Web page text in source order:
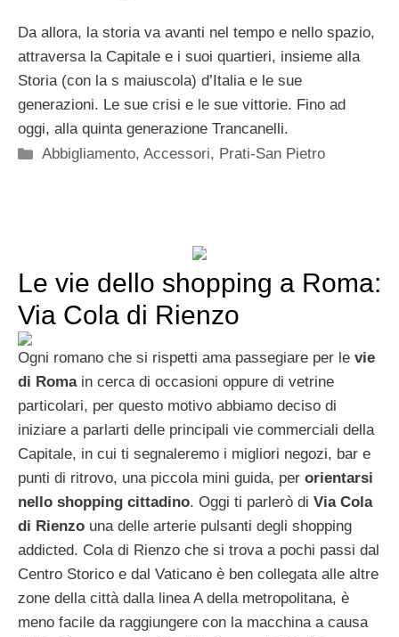
Da allora, la storia va avanti nel tempo e nello spazio,
attraversa la Capitale e i suoi quartieri, insieme alla
Storia (con la s maiuscola) d’Italia e le sue
generazioni. Le sue crisi e le sue vittorie. Fino ad
oggi, alla quinta generazione Trancanelli.
Categorie
Abbigliamento,Accessori, Prati-San Pietro
Le vie dello shopping a Roma:
Via Cola di Rienzo
Ogni romano che si rispetti ama passegiare per le vie
di Romain cerca di occasioni oppure di vetrine
particolari, per questo motivo abbiamo deciso di
iniziare a parlarti delle principali vie commerciali della
Capitale, in cui ti segnaleremo i migliori negozi, bar e
punti di ritrovo, una piccola mini guida, per orientarsi
nello shopping cittadino. Oggi ti parlerò di Via Cola
di Rienzo una delle arterie pulsanti degli shopping
addicted. Cola di Rienzo che si trova a pochi passi dal
Centro Storico e dal Vaticano è ben collegata alle altre
zone della città dalla linea A della metropolitana, è
meno facile da raggiungere con la macchina a causa